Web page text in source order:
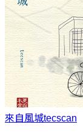
來自風城tecscan